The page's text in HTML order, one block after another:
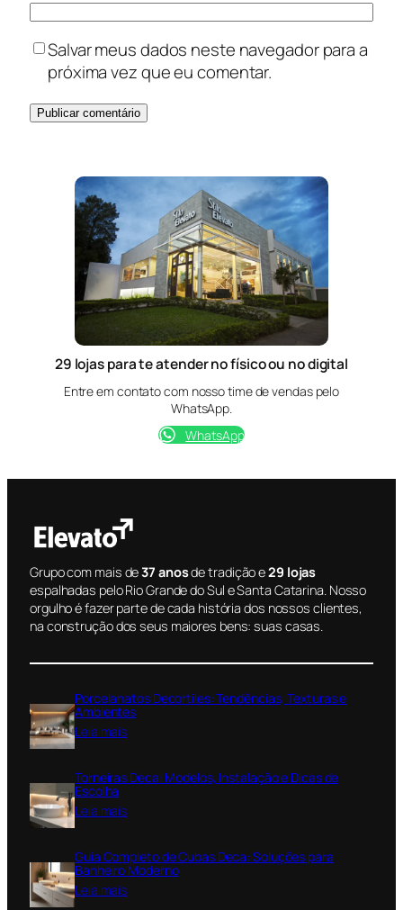
Salvar meus dados neste navegador para a
próxima vez que eu comentar.
29 lojas para te atender no físico ou no digital
Entre em contato com nosso time de vendas pelo
WhatsApp.
WhatsApp
Grupo com mais de37 anosde tradição e29 lojas
espalhadas pelo Rio Grande do Sul e Santa Catarina. Nosso
orgulho é fazer parte de cada história dos nossos clientes,
na construção dos seus maiores bens: suas casas.
Porcelanatos Decortiles: Tendências, Texturas e
Ambientes
Leia mais:
r
e
n
t
Torneiras Deca: Modelos, Instalação e Dicas de
Escolha
Leia mais:
r
n
e
Guia Completo de Cubas Deca: Soluções para
Banheiro Moderno
Leia mais: